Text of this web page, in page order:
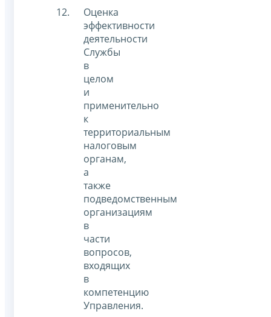
Оценка
эффективности
деятельности
Службы
в
целом
и
применительно
к
территориальным
налоговым
органам,
а
также
подведомственным
организациям
в
части
вопросов,
входящих
в
компетенцию
Управления.